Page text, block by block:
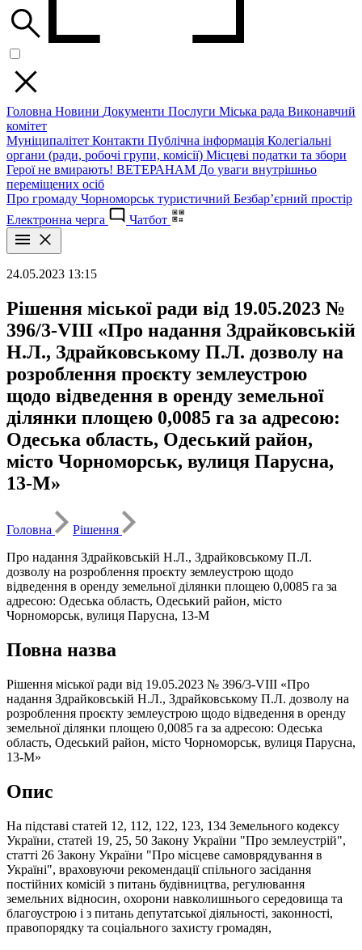
Головна Новини Документи Послуги Міська рада Виконавчий
комітет
Муніципалітет Контакти Публічна інформація Колегіальні
органи (ради, робочі групи, комісії) Місцеві податки та збори
Герої не вмирають! ВЕТЕРАНАМ До уваги внутрішньо
переміщених осіб
Про громаду Чорноморськ туристичний Безбар’єрний простір
Електронна черга
Чатбот
24.05.2023 13:15
Рішення міської ради від 19.05.2023 №
396/3-VIII «Про надання Здрайковській
Н.Л., Здрайковському П.Л. дозволу на
розроблення проєкту землеустрою
щодо відведення в оренду земельної
ділянки площею 0,0085 га за адресою:
Одеська область, Одеський район,
місто Чорноморськ, вулиця Парусна,
13-М»
Головна
Рішення
Про надання Здрайковській Н.Л., Здрайковському П.Л.
дозволу на розроблення проєкту землеустрою щодо
відведення в оренду земельної ділянки площею 0,0085 га за
адресою: Одеська область, Одеський район, місто
Чорноморськ, вулиця Парусна, 13-М
Повна назва
Рішення міської ради від 19.05.2023 № 396/3-VIII «Про
надання Здрайковській Н.Л., Здрайковському П.Л. дозволу на
розроблення проєкту землеустрою щодо відведення в оренду
земельної ділянки площею 0,0085 га за адресою: Одеська
область, Одеський район, місто Чорноморськ, вулиця Парусна,
13-М»
Опис
На підставі статей 12, 112, 122, 123, 134 Земельного кодексу
України, статей 19, 25, 50 Закону України "Про землеустрій",
статті 26 Закону України "Про місцеве самоврядування в
Україні", враховуючи рекомендації спільного засідання
постійних комісій з питань будівництва, регулювання
земельних відносин, охорони навколишнього середовища та
благоустрою і з питань депутатської діяльності, законності,
правопорядку та соціального захисту громадян,